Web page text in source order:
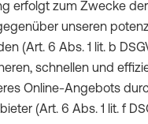
erfolgt zum Zwecke der
unseren
(Art. 6 Abs. 1 lit. b
schnellen und
Online-Angebots
(Art. 6 Abs. 1 lit. f